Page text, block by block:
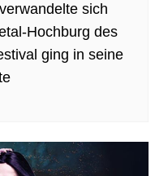
sich
Hochburg des
ging in seine